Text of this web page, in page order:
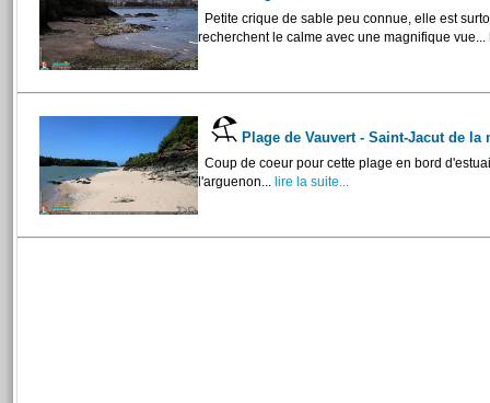
Petite crique de sable peu connue, elle est
recherchent le calme avec une magnifique vue...
Plage de Vauvert - Saint-Jacut de la
Coup de coeur pour cette plage en bord
l'arguenon... lire la suite...